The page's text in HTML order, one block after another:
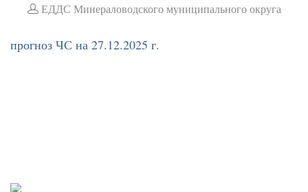
ЕДДС Минераловодского муниципального округа
прогноз ЧС на 27.12.2025 г.